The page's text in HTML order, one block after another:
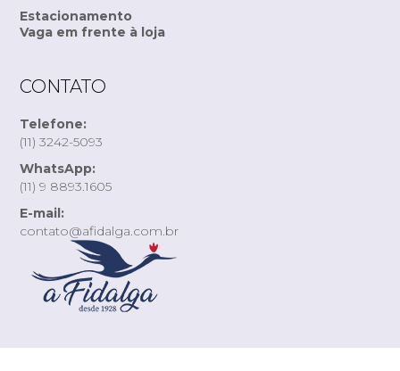
Estacionamento
Vaga em frente à loja
CONTATO
Telefone:
(11) 3242-5093
WhatsApp:
(11) 9 8893.1605
E-mail:
contato@afidalga.com.br